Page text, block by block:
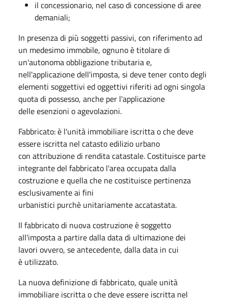
il concessionario, nel caso di concessione di aree
demaniali;
In presenza di più soggetti passivi, con riferimento ad
un medesimo immobile, ognuno è titolare di
un'autonoma obbligazione tributaria e,
nell'applicazione dell'imposta, si deve tener conto degli
elementi soggettivi ed oggettivi riferiti ad ogni singola
quota di possesso, anche per l'applicazione
delle esenzioni o agevolazioni.
Fabbricato: è l'unità immobiliare iscritta o che deve
essere iscritta nel catasto edilizio urbano
con attribuzione di rendita catastale. Costituisce parte
integrante del fabbricato l'area occupata dalla
costruzione e quella che ne costituisce pertinenza
esclusivamente ai fini
urbanistici purchè unitariamente accatastata.
Il fabbricato di nuova costruzione è soggetto
all'imposta a partire dalla data di ultimazione dei
lavori ovvero, se antecedente, dalla data in cui
è utilizzato.
La nuova definizione di fabbricato, quale unità
immobiliare iscritta o che deve essere iscritta nel